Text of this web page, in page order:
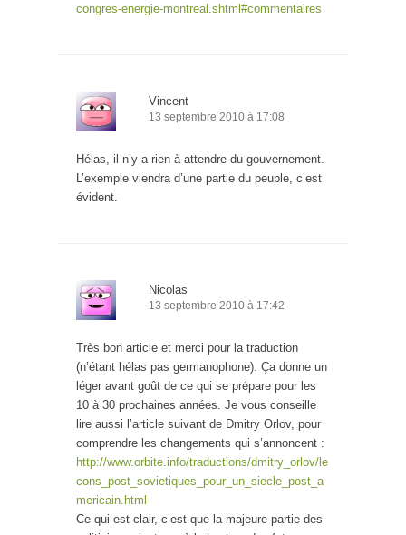
congres-energie-montreal.shtml#commentaires
Vincent
13 septembre 2010 à 17:08
Hélas, il n’y a rien à attendre du gouvernement.
L’exemple viendra d’une partie du peuple, c’est
évident.
Nicolas
13 septembre 2010 à 17:42
Très bon article et merci pour la traduction
(n’étant hélas pas germanophone). Ça donne un
léger avant goût de ce qui se prépare pour les
10 à 30 prochaines années. Je vous conseille
lire aussi l’article suivant de Dmitry Orlov, pour
comprendre les changements qui s’annoncent :
http://www.orbite.info/traductions/dmitry_orlov/le
cons_post_sovietiques_pour_un_siecle_post_a
mericain.html
Ce qui est clair, c’est que la majeure partie des